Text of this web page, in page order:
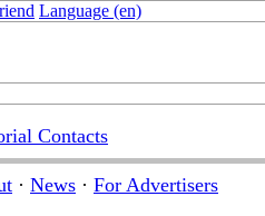
Language (en)
Contacts
· News · For Advertisers